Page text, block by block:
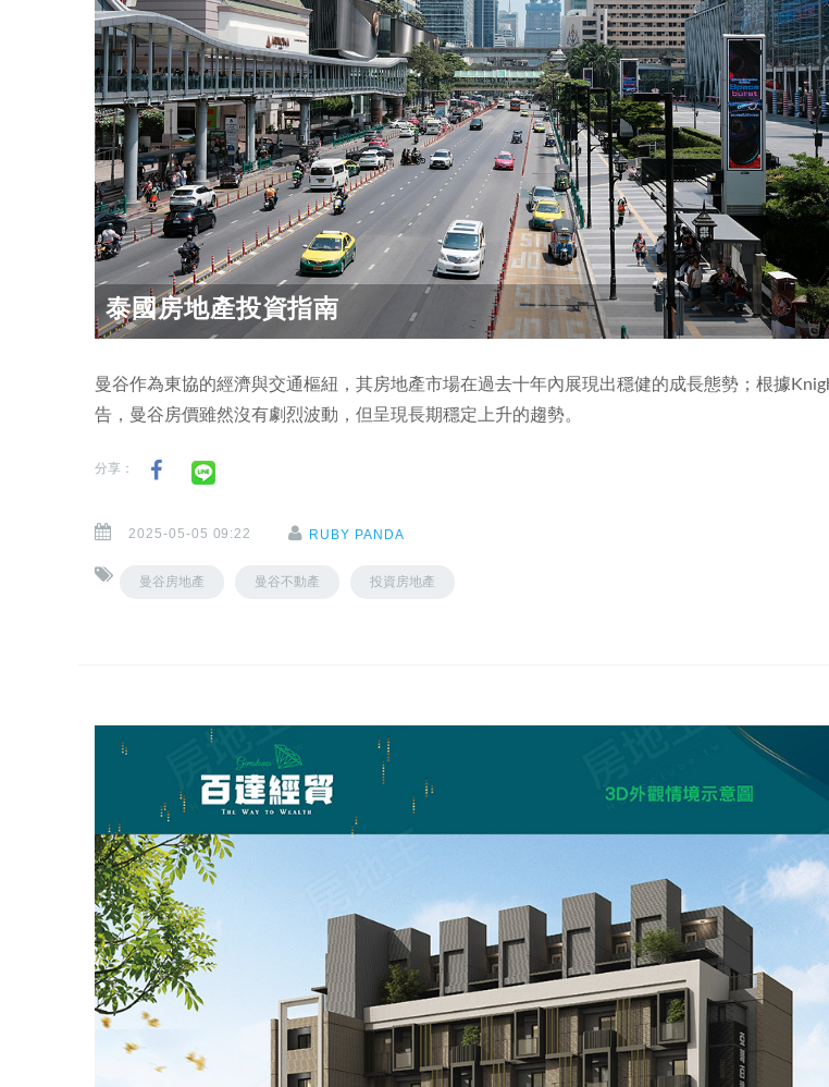
泰國房地產投資指南
曼谷作為東協的經濟與交通樞紐，其房地產市場在過去十年內展現出穩健的成長態勢；根據
告，曼谷房價雖然沒有劇烈波動，但呈現長期穩定上升的趨勢。
分享：
2025-05-05 09:22 RUBY PANDA
曼谷房地產 曼谷不動產 投資房地產